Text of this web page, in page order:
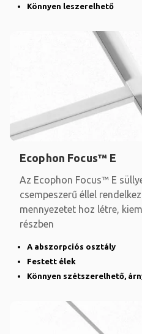
Könnyen leszerelhető
Ecophon Focus™ E
Az Ecophon Focus™ E
csempeszerű éllel
mennyezetet hoz létre,
részben
A abszorpciós osztály
Festett élek
Könnyen szétszerelhető,